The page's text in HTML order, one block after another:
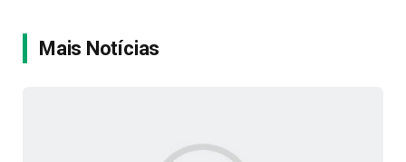
Mais Notícias